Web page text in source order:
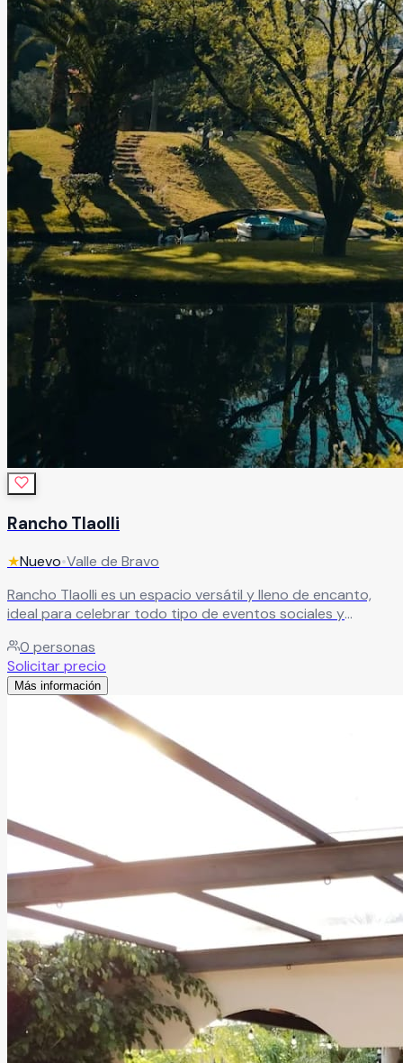
Rancho Tlaolli
★Nuevo•Valle de Bravo
Rancho Tlaolli es un espacio versátil y lleno de encanto,
ideal para celebrar todo tipo de eventos sociales y
recinto se adapta a las necesidades de cada celebración,
ofreciendo el escenario perfecto para bodas, XV años,
aniversarios, graduaciones, reuniones corporativas,
convivencias y eventos especiales. En Rancho Tlaolli cada
detalle está pensado para crear experiencias inolvidables,
brindando comodidad, excelente atención y un entorno
ideal para compartir grandes momentos junto a familiares,
Leer más
0 personas
Solicitar precio
Más información